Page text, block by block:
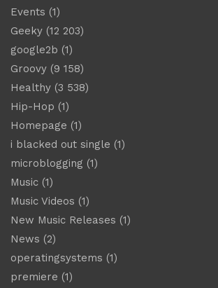
Events (1)
Geeky (12 203)
google2b (1)
Groovy (9 158)
Healthy (3 538)
Hip-Hop (1)
Homepage (1)
i blacked out single (1)
microblogging (1)
Music (1)
Music Videos (1)
New Music Releases (1)
News (2)
operatingsystems (1)
premiere (1)